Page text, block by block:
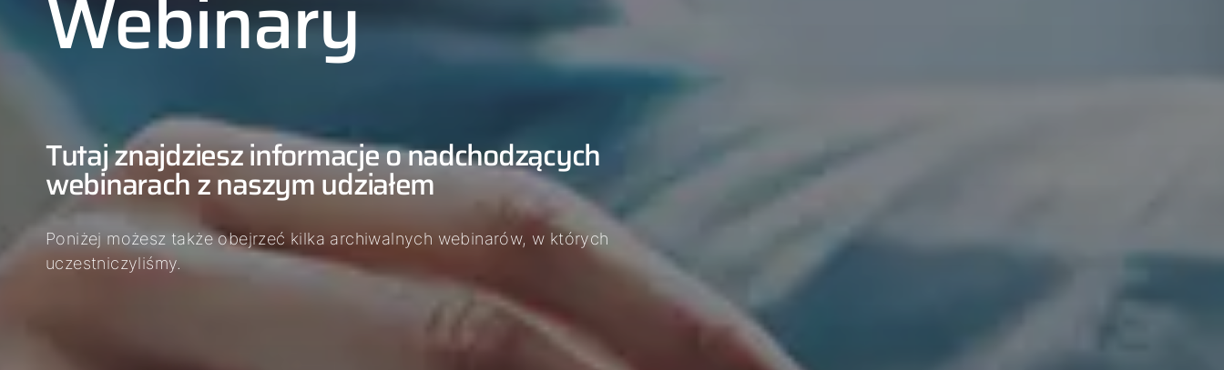
Tutaj znajdziesz informacje o nadchodzących
webinarach z naszym udziałem
Poniżej możesz także obejrzeć kilka archiwalnych webinarów, w których
uczestniczyliśmy.